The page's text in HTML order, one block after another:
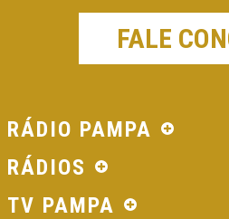
FALE
RÁDIO PAMPA
RÁDIOS
TV PAMPA